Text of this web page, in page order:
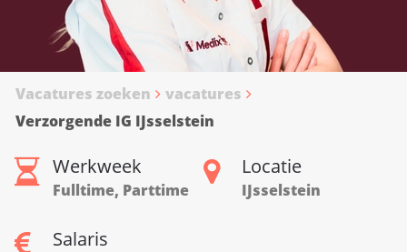
Vacatures zoeken
vacatures
Verzorgende IG IJsselstein
Werkweek
Fulltime, Parttime
Locatie
IJsselstein
Salaris